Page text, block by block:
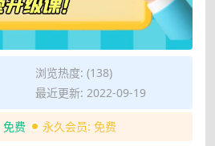
浏览热度: (138)
最近更新: 2022-09-19
免费 永久会员: 免费